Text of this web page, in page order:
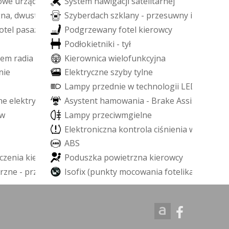
na, dwust owa Szyberdach szklany - przesuwny i
tel pasaż Podgrzewany fotel kierowcy
Podłokietniki - tył
em radia Kierownica wielofunkcyjna
ie Elektryczne szyby tylne
Lampy przednie w technologii LED
e elektry e Asystent hamowania - Brake Assis
Lampy przeciwmgielne
Elektroniczna kontrola ciśnienia w
ABS
czenia kie cy Poduszka powietrzna kierowcy
rzne - prz Isofix (punkty mocowania fotelika